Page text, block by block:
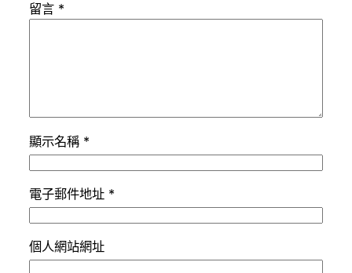
留言 *
顯示名稱 *
電子郵件地址 *
個人網站網址